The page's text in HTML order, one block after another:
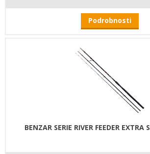
Podrobnosti
BENZAR SERIE RIVER FEEDER EXTRA